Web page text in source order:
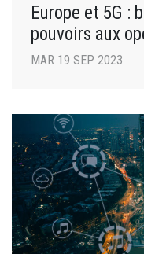
Europe et 5G :
pouvoirs aux
MAR 19 SEP 2023